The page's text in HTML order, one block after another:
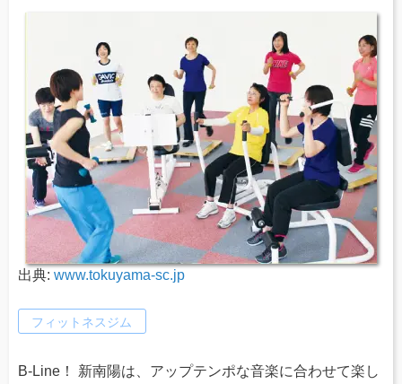
出典: www.tokuyama-sc.jp
フィットネスジム
B-Line！ 新南陽は、アップテンポな音楽に合わせて楽し